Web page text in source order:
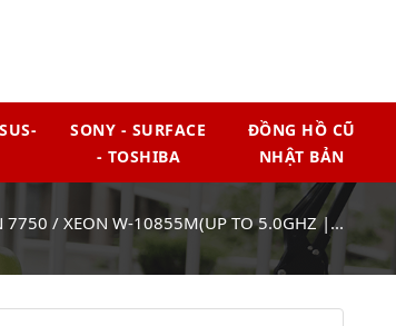
SONY - SURFACE
- TOSHIBA
ĐỒNG HỒ CŨ
NHẬT BẢN
7750 / XEON W-10855M(UP TO 5.0GHZ |...